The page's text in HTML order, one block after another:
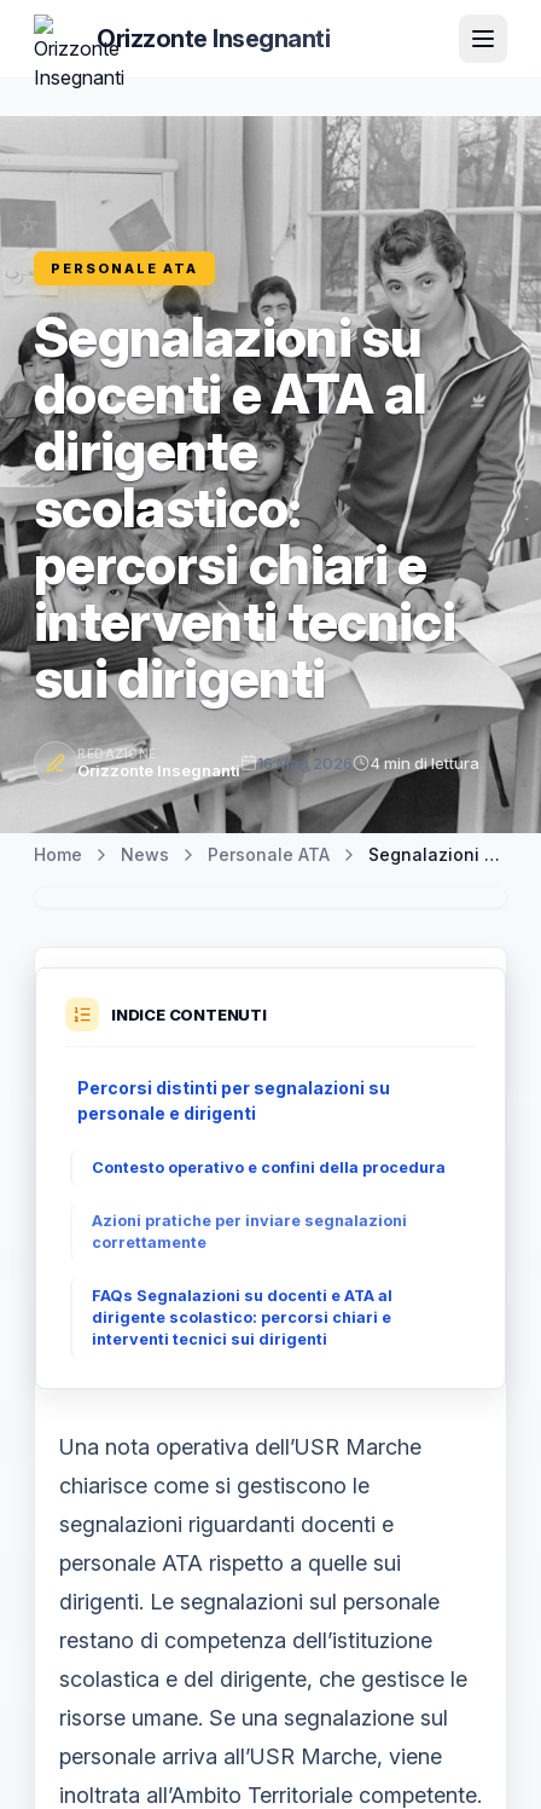
Orizzonte Insegnanti
PERSONALE ATA
Segnalazioni su
docenti e ATA al
dirigente
scolastico:
percorsi chiari e
interventi tecnici
sui dirigenti
REDAZIONE
Orizzonte Insegnanti 16 Mag 2026 4 min di lettura
Home News Personale ATA Segnalazioni su docenti e ATA al dirigente scolastico: percorsi chiari e interventi tecnici sui dirigenti
INDICE CONTENUTI
Percorsi distinti per segnalazioni su
personale e dirigenti
Contesto operativo e confini della procedura
Azioni pratiche per inviare segnalazioni
correttamente
FAQs Segnalazioni su docenti e ATA al
dirigente scolastico: percorsi chiari e
interventi tecnici sui dirigenti
Una nota operativa dell’USR Marche
chiarisce come si gestiscono le
segnalazioni riguardanti docenti e
personale ATA rispetto a quelle sui
dirigenti. Le segnalazioni sul personale
restano di competenza dell’istituzione
scolastica e del dirigente, che gestisce le
risorse umane. Se una segnalazione sul
personale arriva all’USR Marche, viene
inoltrata all’Ambito Territoriale competente.